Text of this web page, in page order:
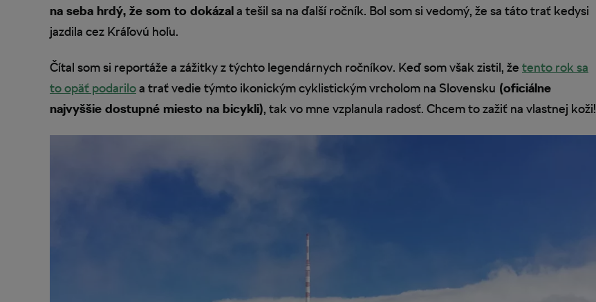
na seba hrdý, že som to dokázala tešil sa na ďalší ročník. Bol som si vedomý, že sa táto trať kedysi
jazdila cez Kráľovú hoľu.
Čítal som si reportáže a zážitky z týchto legendárnych ročníkov. Keď som však zistil, že tento rok sa
to opäť podariloa trať vedie týmto ikonickým cyklistickým vrcholom na Slovensku (oficiálne
najvyššie dostupné miesto na bicykli), tak vo mne vzplanula radosť. Chcem to zažiť na vlastnej koži!